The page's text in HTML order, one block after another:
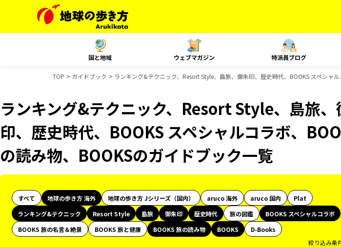
国と地域 ウェブマガジン 特派員ブログ
TOP ガイドブック ランキング&テクニック、Resort Style、島旅、御朱印、歴史時代、BOOKS スペシャ
ランキング&テクニック、Resort Style、島旅、
印、歴史時代、BOOKS スペシャルコラボ、
の読み物、BOOKSのガイドブック一覧
すべて 地球の歩き方 海外 地球の歩き方 Jシリーズ（国内） aruco 海外 aruco 国内
Plat
ランキング&テクニック
Resort Style 島旅 御朱印 歴史時代 旅の図鑑
BOOKS スペシャルコラボ
BOOKS 旅の名言＆絶景
BOOKS 旅と健康 BOOKS 旅の読み物 BOOKS
D-Books
絞り込み条